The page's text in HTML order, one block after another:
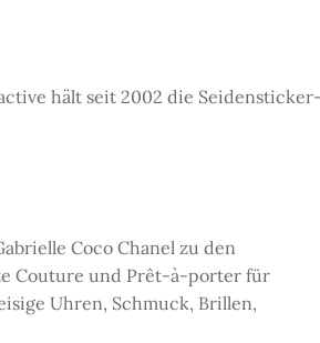
hält seit 2002 die Seidensticker-
Coco Chanel zu den
Couture und Prêt-à-porter für
Uhren, Schmuck, Brillen,